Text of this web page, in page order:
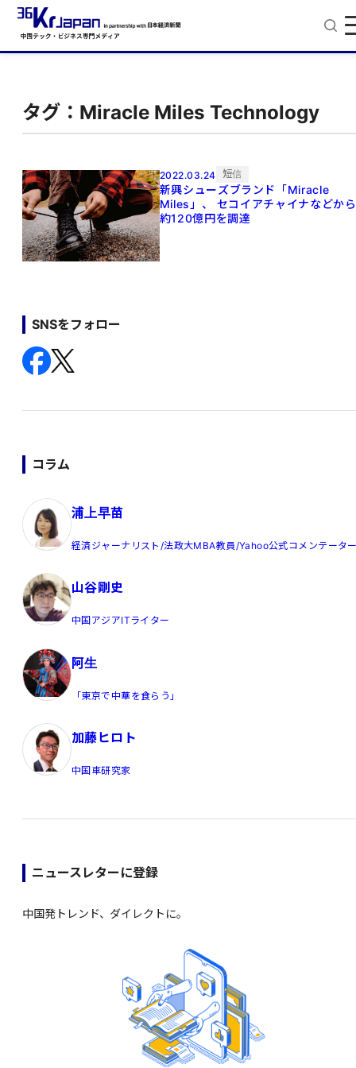
タグ：Miracle Miles Technology
2022.03.24 短信
新興シューズブランド「Miracle
Miles」、 セコイアチャイナなどから
約120億円を調達
SNSをフォロー
コラム
浦上早苗
経済ジャーナリスト/法政大MBA教員/Yahoo公式コメンテータ
山谷剛史
中国アジアITライター
阿生
「東京で中華を食らう」
加藤ヒロト
中国車研究家
ニュースレターに登録
中国発トレンド、ダイレクトに。